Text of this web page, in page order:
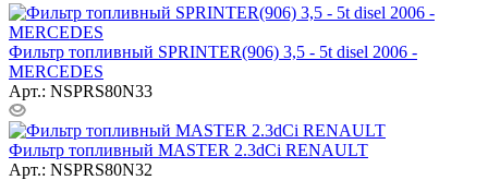
Фильтр топливный SPRINTER(906) 3,5 - 5t disel 2006 -
MERCEDES
Арт.: NSPRS80N33
Фильтр топливный MASTER 2.3dCi RENAULT
Арт.: NSPRS80N32